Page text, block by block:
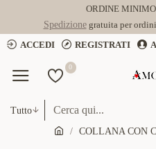
ORDINE
Spedizionegratuita per
ACCEDI
REGISTRATI
0
Tutto
COLLANA CON